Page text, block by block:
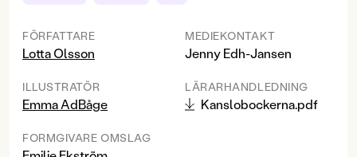
FÖRFATTARE
Lotta Olsson
ILLUSTRATÖR
Emma AdBåge
FORMGIVARE OMSLAG
MEDIEKONTAKT
Jenny Edh-Jansen
LÄRARHANDLEDNING
Kanslobockerna.pdf